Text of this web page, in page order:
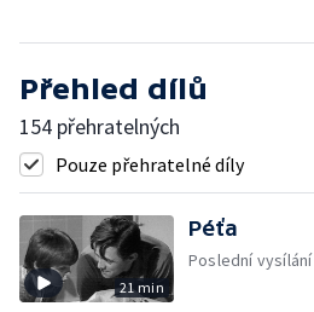
Přehled dílů
154 přehratelných
Pouze přehratelné díly
21 min
Péťa
Poslední vysílání